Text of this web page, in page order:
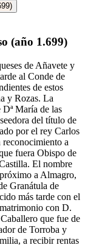
(año 1.699)
de Añavete y
al Conde de
de estos
y Rozas. La
María de las
del título de
por el rey Carlos
reconocimiento a
fuera Obispo de
El nombre
a Almagro,
Granátula de
más tarde con el
con D.
que fue de
de Torroba y
a recibir rentas